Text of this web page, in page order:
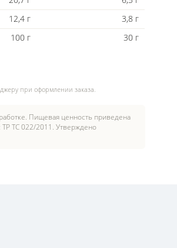
12,4 г
3,8 г
100 г 30 г
при оформлении заказа.
Пищевая ценность приведена
ТР ТС 022/2011. Утверждено